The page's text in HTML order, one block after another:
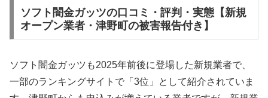
ソフト闇金ガッツの口コミ・評判・実態【新規
オープン業者・津野町の被害報告付き】
ソフト闇金ガッツも2025年前後に登場した新規業者で、
一部のランキングサイトで「3位」として紹介されていま